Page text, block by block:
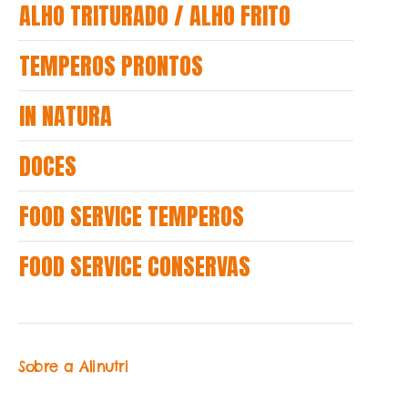
ALHO TRITURADO / ALHO FRITO
TEMPEROS PRONTOS
IN NATURA
DOCES
FOOD SERVICE TEMPEROS
FOOD SERVICE CONSERVAS
Sobre a Alinutri